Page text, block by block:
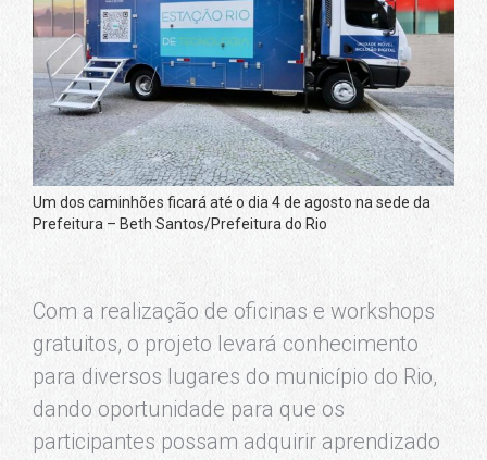
Um dos caminhões ficará até o dia 4 de agosto na sede da
Prefeitura – Beth Santos/Prefeitura do Rio
Com a realização de oficinas e workshops
gratuitos, o projeto levará conhecimento
para diversos lugares do município do Rio,
dando oportunidade para que os
participantes possam adquirir aprendizado